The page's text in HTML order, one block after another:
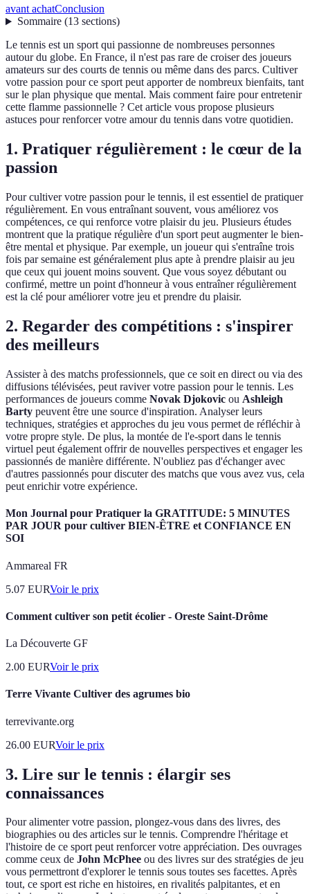
avant achatConclusion
Sommaire(13 sections)
Le tennis est un sport qui passionne de nombreuses personnes
autour du globe. En France, il n'est pas rare de croiser des joueurs
amateurs sur des courts de tennis ou même dans des parcs. Cultiver
votre passion pour ce sport peut apporter de nombreux bienfaits, tant
sur le plan physique que mental. Mais comment faire pour entretenir
cette flamme passionnelle ? Cet article vous propose plusieurs
astuces pour renforcer votre amour du tennis dans votre quotidien.
1. Pratiquer régulièrement : le cœur de la
passion
Pour cultiver votre passion pour le tennis, il est essentiel de pratiquer
régulièrement. En vous entraînant souvent, vous améliorez vos
compétences, ce qui renforce votre plaisir du jeu. Plusieurs études
montrent que la pratique régulière d'un sport peut augmenter le bien-
être mental et physique. Par exemple, un joueur qui s'entraîne trois
fois par semaine est généralement plus apte à prendre plaisir au jeu
que ceux qui jouent moins souvent. Que vous soyez débutant ou
confirmé, mettre un point d'honneur à vous entraîner régulièrement
est la clé pour améliorer votre jeu et prendre du plaisir.
2. Regarder des compétitions : s'inspirer
des meilleurs
Assister à des matchs professionnels, que ce soit en direct ou via des
diffusions télévisées, peut raviver votre passion pour le tennis. Les
performances de joueurs comme Novak Djokovic ou Ashleigh
Barty peuvent être une source d'inspiration. Analyser leurs
techniques, stratégies et approches du jeu vous permet de réfléchir à
votre propre style. De plus, la montée de l'e-sport dans le tennis
virtuel peut également offrir de nouvelles perspectives et engager les
passionnés de manière différente. N'oubliez pas d'échanger avec
d'autres passionnés pour discuter des matchs que vous avez vus, cela
peut enrichir votre expérience.
Mon Journal pour Pratiquer la GRATITUDE: 5 MINUTES
PAR JOUR pour cultiver BIEN-ÊTRE et CONFIANCE EN
SOI
Ammareal FR
5.07 EURVoir le prix
Comment cultiver son petit écolier - Oreste Saint-Drôme
La Découverte GF
2.00 EURVoir le prix
Terre Vivante Cultiver des agrumes bio
terrevivante.org
26.00 EURVoir le prix
3. Lire sur le tennis : élargir ses
connaissances
Pour alimenter votre passion, plongez-vous dans des livres, des
biographies ou des articles sur le tennis. Comprendre l'héritage et
l'histoire de ce sport peut renforcer votre appréciation. Des ouvrages
comme ceux de John McPhee ou des livres sur des stratégies de jeu
vous permettront d'explorer le tennis sous toutes ses facettes. Après
tout, ce sport est riche en histoires, en rivalités palpitantes, et en